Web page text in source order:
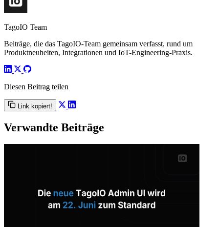
TagoIO Team
Beiträge, die das TagoIO-Team gemeinsam verfasst, rund um
Produktneuheiten, Integrationen und IoT-Engineering-Praxis.
Diesen Beitrag teilen
Link kopiert!
Verwandte Beiträge